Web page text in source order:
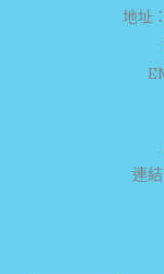
地址
連結